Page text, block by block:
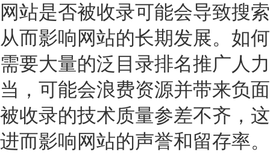
网站是否被收录可能会导致搜
从而影响网站的长期发展。如
需要大量的泛目录排名推广人
当，可能会浪费资源并带来负
被收录的技术质量参差不齐，
进而影响网站的声誉和留存率。